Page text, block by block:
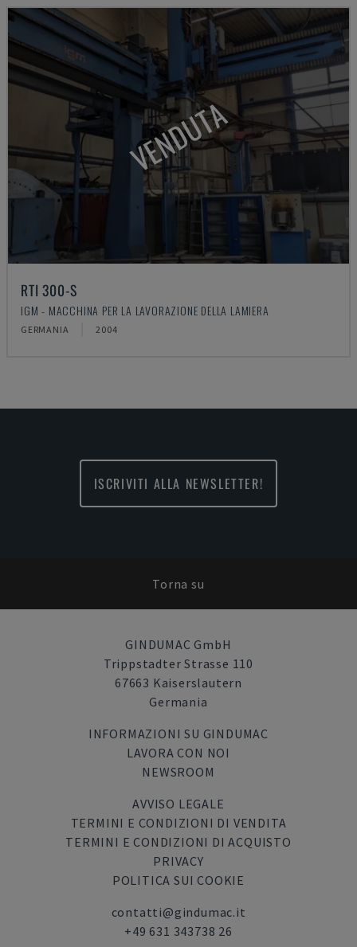
VENDUTA
RTI 300-S
IGM - MACCHINA PER LA LAVORAZIONE DELLA LAMIERA
GERMANIA 2004
ISCRIVITI ALLA NEWSLETTER!
Torna su
GINDUMAC GmbH
Trippstadter Strasse 110
67663 Kaiserslautern
Germania
INFORMAZIONI SU GINDUMAC
LAVORA CON NOI
NEWSROOM
AVVISO LEGALE
TERMINI E CONDIZIONI DI VENDITA
TERMINI E CONDIZIONI DI ACQUISTO
PRIVACY
POLITICA SUI COOKIE
contatti@gindumac.it
+49 631 343738 26